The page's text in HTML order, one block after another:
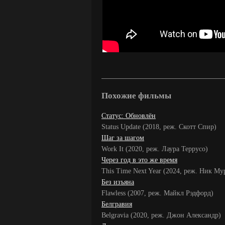
Похожие фильмы
Статус: Обновлён
Status Update (2018, реж. Скотт Спир)
Шаг за шагом
Work It (2020, реж. Лаура Террусо)
Через год в это же время
This Time Next Year (2024, реж. Ник
Без изъяна
Flawless (2007, реж. Майкл Рэдфорд)
Белгравия
Belgravia (2020, реж. Джон Александр)